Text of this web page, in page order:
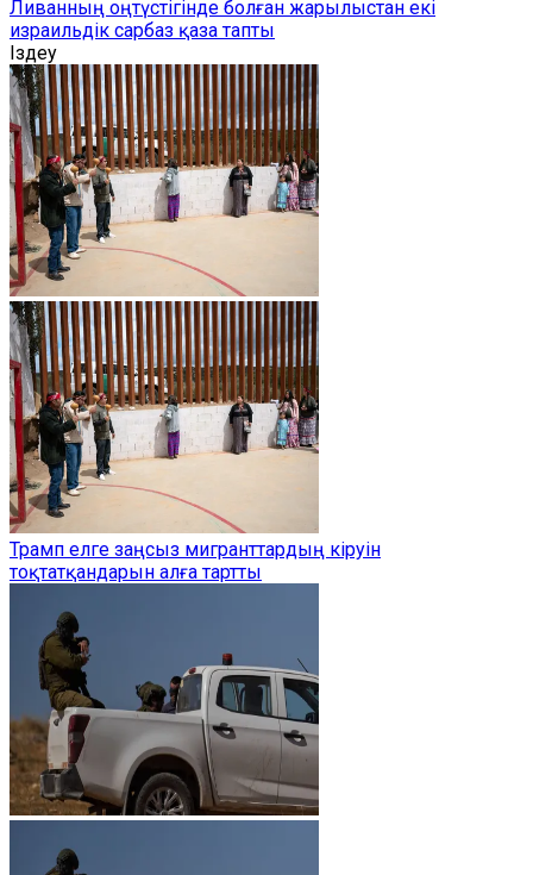
Ливанның оңтүстігінде болған жарылыстан екі
израильдік сарбаз қаза тапты
Іздеу
Трамп елге заңсыз мигранттардың кіруін
тоқтатқандарын алға тартты